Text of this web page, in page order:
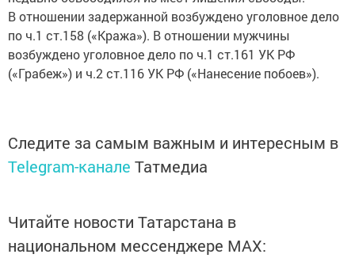
В отношении задержанной возбуждено уголовное дело
по ч.1 ст.158 («Кража»). В отношении мужчины
возбуждено уголовное дело по ч.1 ст.161 УК РФ
(«Грабеж») и ч.2 ст.116 УК РФ («Нанесение побоев»).
Следите за самым важным и интересным в
Telegram-канале Татмедиа
Читайте новости Татарстана в
национальном мессенджере MАХ: